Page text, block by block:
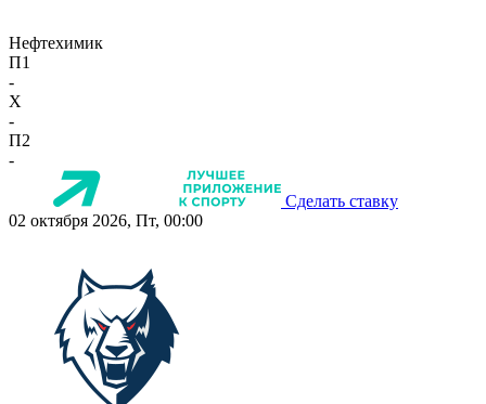
Нефтехимик
П1
-
X
-
П2
-
Сделать ставку
02 октября 2026, Пт, 00:00